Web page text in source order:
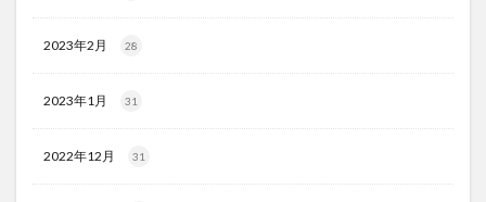
2023年2月 28
2023年1月 31
2022年12月 31